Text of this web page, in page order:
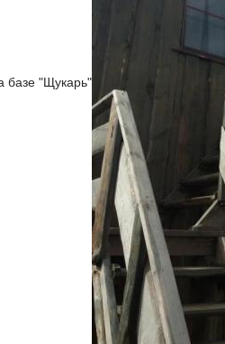
базе "Щукарь"